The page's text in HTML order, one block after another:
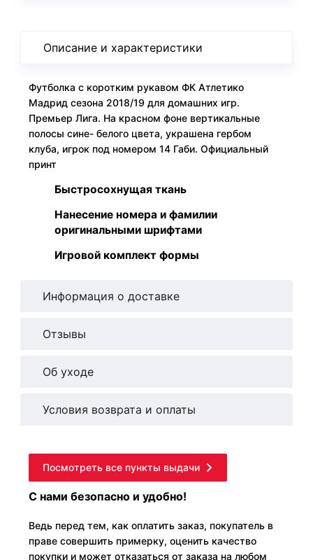
Описание и характеристики
Футболка с коротким рукавом ФК Атлетико
Мадрид сезона 2018/19 для домашних игр.
Премьер Лига. На красном фоне вертикальные
полосы сине- белого цвета, украшена гербом
клуба, игрок под номером 14 Габи. Официальный
принт
Быстросохнущая ткань
Нанесение номера и фамилии
оригинальными шрифтами
Игровой комплект формы
Информация о доставке
Отзывы
Об уходе
Условия возврата и оплаты
Посмотреть все пункты выдачи
С нами безопасно и удобно!
Ведь перед тем, как оплатить заказ, покупатель в
праве совершить примерку, оценить качество
покупки и может отказаться от заказа на любом